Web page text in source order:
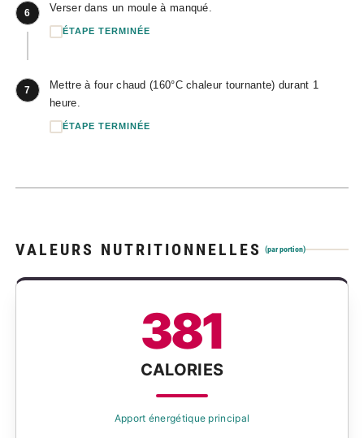
6 Verser dans un moule à manqué.
ÉTAPE TERMINÉE
7
Mettre à four chaud (160°C chaleur tournante) durant 1
heure.
ÉTAPE TERMINÉE
VALEURS NUTRITIONNELLES (par portion)
381
CALORIES
Apport énergétique principal